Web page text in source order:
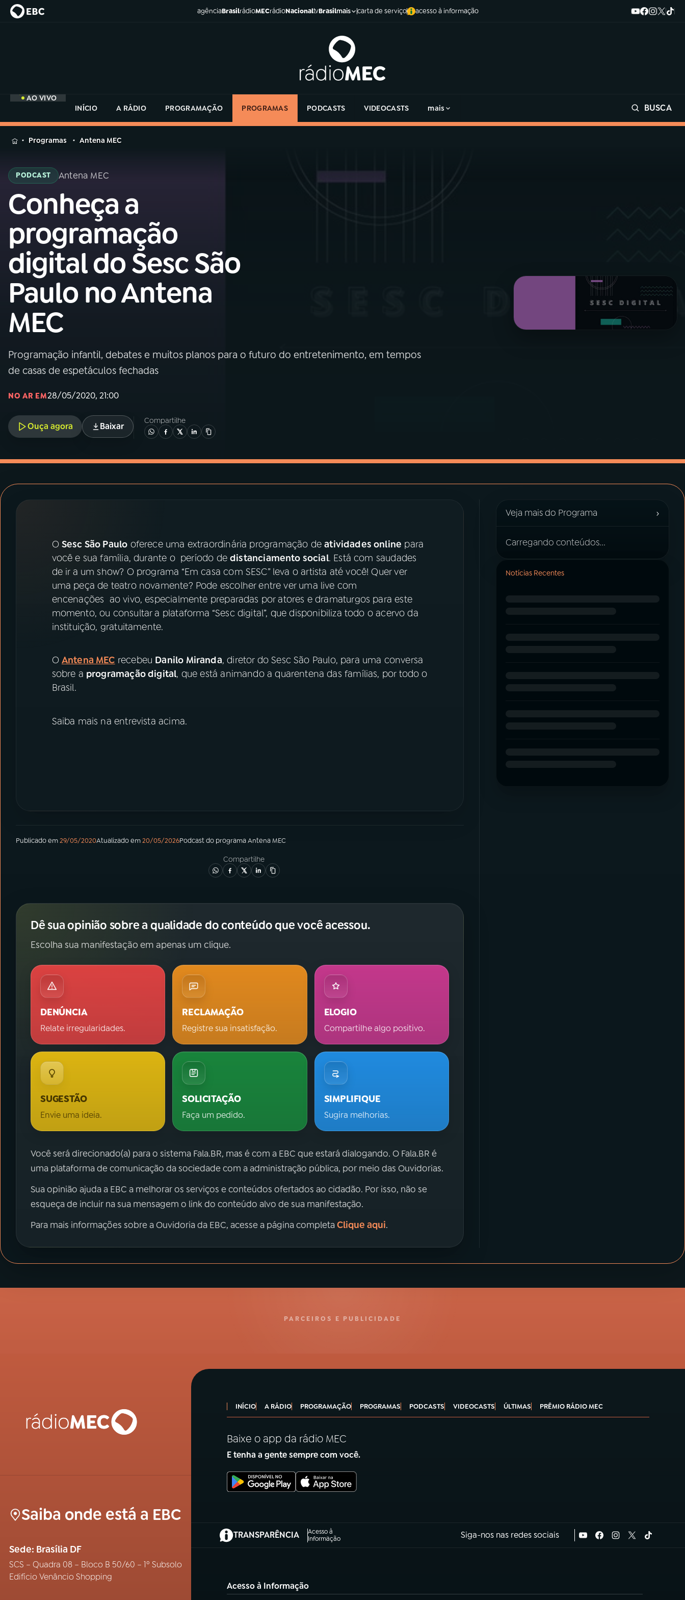
agênciaBrasilrádioMECrádioNacionaltvBrasilmais carta de serviço acesso à informação
AO VIVO
INÍCIO
A RÁDIO PROGRAMAÇÃO PROGRAMAS PODCASTS VIDEOCASTS mais BUSCA
MENU
Buscar
na
Rádio
MEC
AO VIVO
01INÍCIO
02 A RÁDIO
03PROGRAMAÇÃO
04PROGRAMAS
05 PODCASTS
06VIDEOCASTS
07ÚLTIMAS
Instagram X
na
Rádio
Programas Antena MEC
PODCAST Antena MEC
Conheça a
programação
digital do Sesc São
Paulo no Antena
MEC
Programação infantil, debates e muitos planos para o futuro do entretenimento, em tempos
de casas de espetáculos fechadas
NO AR EM28/05/2020, 21:00
Ouça agora Baixar
Compartilhe
O Sesc São Paulo oferece uma extraordinária programação deatividades online para
você e sua família, durante o período dedistanciamento social. Está com saudades
de ir a um show? O programa “Em casa com SESC” leva o artista até você! Quer ver
uma peça de teatro novamente? Pode escolher entre ver uma live com
encenações ao vivo, especialmente preparadas por atores e dramaturgos para este
momento, ou consultar a plataforma “Sesc digital”, que disponibiliza todo o acervo da
instituição, gratuitamente.
O Antena MEC recebeu Danilo Miranda, diretor do Sesc São Paulo, para uma conversa
sobre a programação digital, que está animando a quarentena das famílias, por todo o
Brasil.
Saiba mais na entrevista acima.
Publicado em29/05/2020Atualizado em20/05/2026Podcastdo programaAntena MEC
Compartilhe
Dê sua opinião sobre a qualidade do conteúdo que você acessou.
Escolha sua manifestação em apenas um clique.
DENÚNCIA
Relate irregularidades.
RECLAMAÇÃO
Registre sua insatisfação.
ELOGIO
Compartilhe algo positivo.
SUGESTÃO
Envie uma ideia.
SOLICITAÇÃO
Faça um pedido.
SIMPLIFIQUE
Sugira melhorias.
Você será direcionado(a) para o sistema Fala.BR, mas é com a EBC que estará dialogando. O Fala.BR é
uma plataforma de comunicação da sociedade com a administração pública, por meio das Ouvidorias.
Sua opinião ajuda a EBC a melhorar os serviços e conteúdos ofertados ao cidadão. Por isso, não se
esqueça de incluir na sua mensagem o link do conteúdo alvo de sua manifestação.
Para mais informações sobre a Ouvidoria da EBC, acesse a página completaClique aqui.
Veja mais do Programa ›
Carregando conteúdos...
Notícias Recentes
PARCEIROS E PUBLICIDADE
Saiba onde está a EBC
Sede: Brasília DF
SCS – Quadra 08 – Bloco B 50/60 – 1º Subsolo
Edifício Venâncio Shopping
INÍCIO A RÁDIO PROGRAMAÇÃO PROGRAMAS PODCASTS VIDEOCASTS ÚLTIMAS PRÊMIO RÁDIO MEC
Baixe o app da rádio MEC
E tenha a gente sempre com você.
TRANSPARÊNCIA
Acesso à
Informação
(abre em nova aba) Siga-nos nas redes sociais
Acesso à Informação